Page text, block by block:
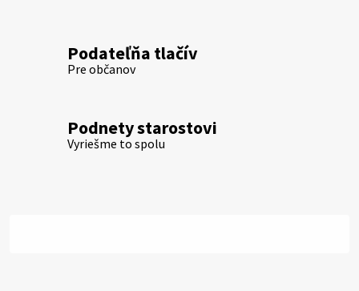
Podateľňa tlačív
Pre občanov
Podnety starostovi
Vyriešme to spolu